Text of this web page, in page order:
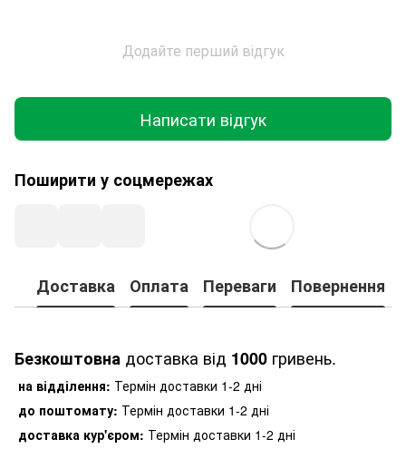
Додайте перший відгук
Написати відгук
Поширити у соцмережах
Доставка Оплата Переваги Повернення
Безкоштовна доставка від 1000 гривень.
на відділення: Термін доставки 1-2 дні
до поштомату: Термін доставки 1-2 дні
доставка кур'єром: Термін доставки 1-2 дні